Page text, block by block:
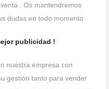
. Os mantendremos
dudas en todo momento
publicidad !
nuestra empresa con
gestión tanto para vender